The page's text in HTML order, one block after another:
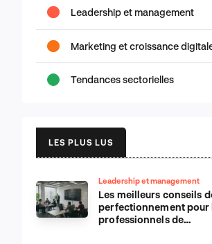
Leadership et management
Marketing et croissance
Tendances sectorielles
LES PLUS LUS
Leadership et management
Les meilleurs conseils
perfectionnement pour
professionnels de